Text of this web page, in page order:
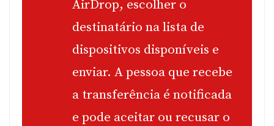
AirDrop, escolher o
destinatário na lista de
dispositivos disponíveis e
enviar. A pessoa que recebe
a transferência é notificada
e pode aceitar ou recusar o